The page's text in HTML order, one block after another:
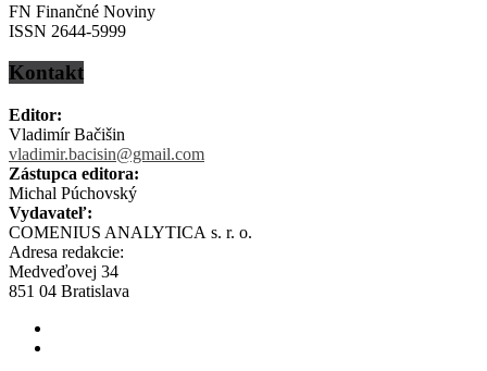
FN Finančné Noviny
ISSN 2644-5999
Kontakt
Editor:
Vladimír Bačišin
vladimir.bacisin@gmail.com
Zástupca editora:
Michal Púchovský
Vydavateľ:
COMENIUS ANALYTICA s. r. o.
Adresa redakcie:
Medveďovej 34
851 04 Bratislava